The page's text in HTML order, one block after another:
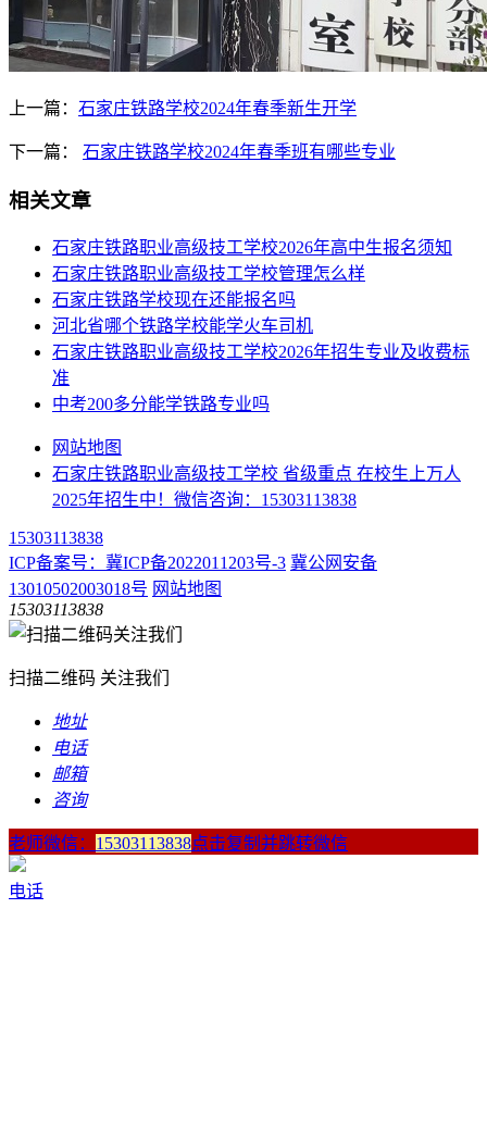
上一篇： 石家庄铁路学校2024年春季新生开学
下一篇： 石家庄铁路学校2024年春季班有哪些专业
相关文章
​石家庄铁路职业高级技工学校2026年高中生报名须知
石家庄铁路职业高级技工学校管理怎么样
石家庄铁路学校现在还能报名吗
河北省哪个铁路学校能学火车司机
石家庄铁路职业高级技工学校2026年招生专业及收费标
准
中考200多分能学铁路专业吗
网站地图
石家庄铁路职业高级技工学校 省级重点 在校生上万人
2025年招生中！微信咨询：15303113838
15303113838
ICP备案号：冀ICP备2022011203号-3 冀公网安备
13010502003018号 网站地图
15303113838
扫描二维码 关注我们
地址
电话
邮箱
咨询
老师微信： 15303113838点击复制并跳转微信
电话